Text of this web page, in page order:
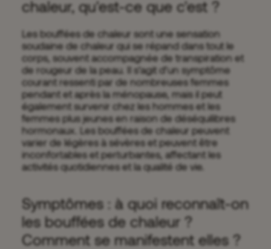
chaleur, qu'est-ce que c'est ?
Les bouffées de chaleur sont une sensation
soudaine de chaleur qui se répand dans tout le
corps, souvent accompagnée de transpiration et
de rougeur de la peau. Il s’agit d’un symptôme
courant ressenti par de nombreuses femmes
pendant et après la ménopause, mais il peut
également survenir chez les hommes et les
femmes plus jeunes en raison de déséquilibres
hormonaux. Les bouffées de chaleur peuvent
varier de légères à sévères et peuvent être
inconfortables et perturbantes, affectant les
activités quotidiennes et la qualité de vie.
Symptômes : à quoi reconnaît-on
les bouffées de chaleur ?
Comment se manifestent elles ?